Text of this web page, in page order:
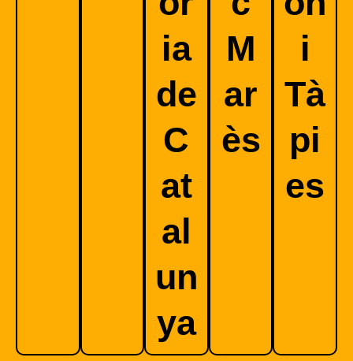
ia
de
C
at
al
un
ya
M
ar
ès
i
Tà
pi
es